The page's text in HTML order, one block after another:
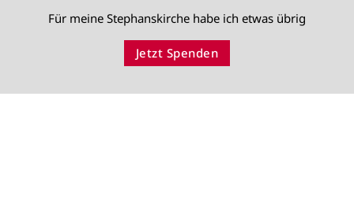
Für meine Stephanskirche habe ich etwas übrig
Jetzt Spenden